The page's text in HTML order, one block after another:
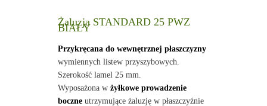
Żaluzja STANDARD 25 PWZ
BIAŁY
Przykręcana do wewnętrznej płaszczyzny
wymiennych listew przyszybowych.
Szerokość lamel 25 mm.
Wyposażona w żyłkowe prowadzenie
boczneutrzymujące żaluzję w płaszczyźnie